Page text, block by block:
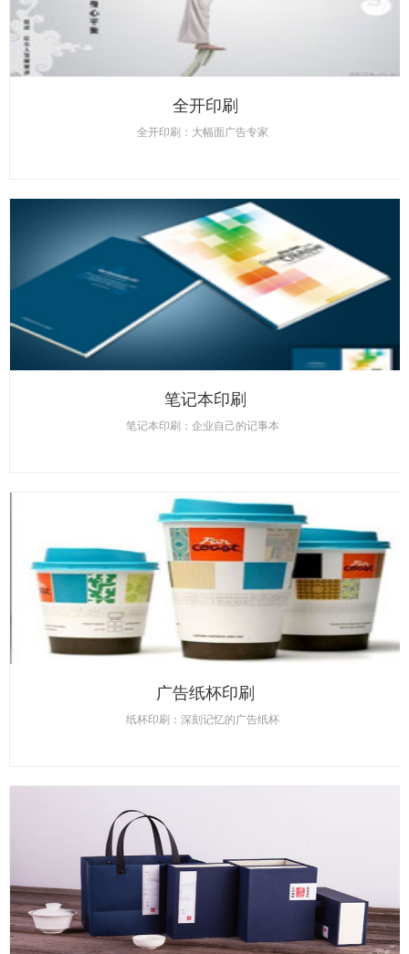
全开印刷
全开印刷：大幅面广告专家
笔记本印刷
笔记本印刷：企业自己的记事本
广告纸杯印刷
纸杯印刷：深刻记忆的广告纸杯